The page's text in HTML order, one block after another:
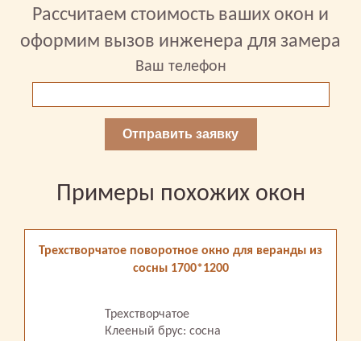
Рассчитаем стоимость ваших окон и
оформим вызов инженера для замера
Ваш телефон
Отправить заявку
Примеры похожих окон
Трехстворчатое поворотное окно для веранды из
сосны 1700*1200
Трехстворчатое
Клееный брус: сосна